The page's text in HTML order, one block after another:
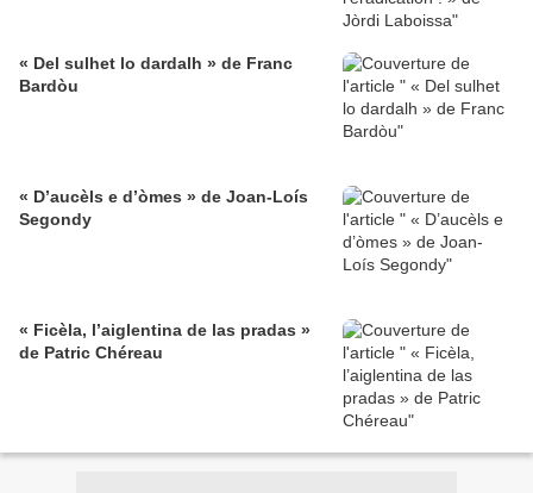
« Del sulhet lo dardalh » de Franc
Bardòu
« D’aucèls e d’òmes » de Joan-Loís
Segondy
« Ficèla, l’aiglentina de las pradas »
de Patric Chéreau